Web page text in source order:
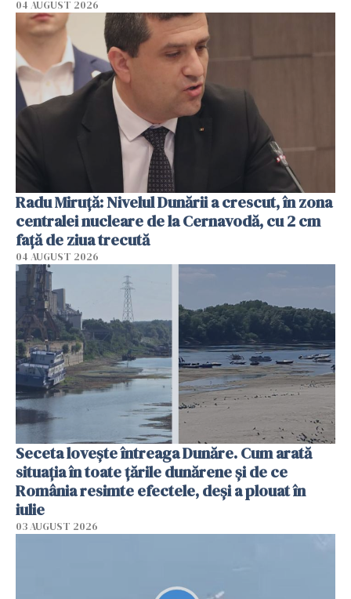
04 AUGUST 2026
Radu Miruţă: Nivelul Dunării a crescut, în zona
centralei nucleare de la Cernavodă, cu 2 cm
faţă de ziua trecută
04 AUGUST 2026
Seceta lovește întreaga Dunăre. Cum arată
situația în toate țările dunărene și de ce
România resimte efectele, deși a plouat în
iulie
03 AUGUST 2026